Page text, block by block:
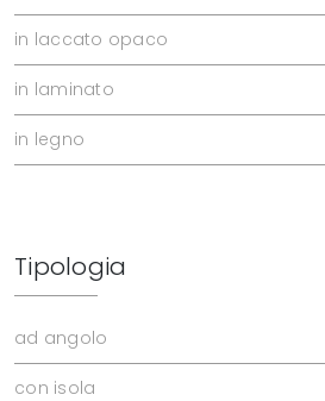
in laccato opaco
in laminato
in legno
Tipologia
ad angolo
con isola